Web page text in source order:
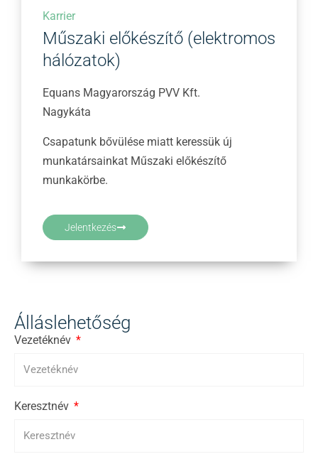
Karrier
Műszaki előkészítő (elektromos
hálózatok)
Equans Magyarország PVV Kft.
Nagykáta
Csapatunk bővülése miatt keressük új
munkatársainkat Műszaki előkészítő
munkakörbe.
Jelentkezés
Álláslehetőség
Vezetéknév
Keresztnév